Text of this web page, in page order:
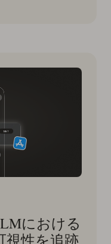
における
視性を追跡